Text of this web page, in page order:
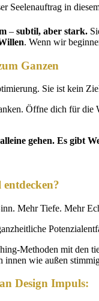
Seelenauftrag in
– subtil, aber stark.
. Wenn wir
Ganzen
Sie ist kein
Öffne dich für
gehen. Es gibt
Mehr Tiefe. Mehr
Methoden mit den
innen wie außen
Design Impuls: